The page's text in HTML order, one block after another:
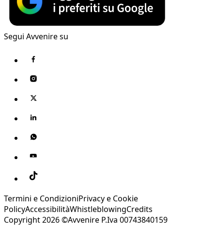
Segui Avvenire su
Termini e CondizioniPrivacy e Cookie
PolicyAccessibilitàWhistleblowingCredits
Copyright 2026 ©Avvenire P.Iva 00743840159